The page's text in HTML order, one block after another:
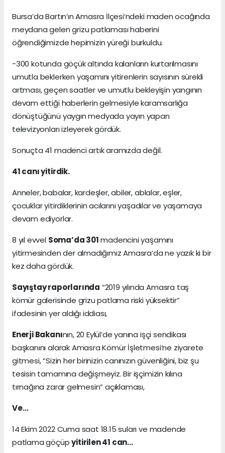
Bursa’da Bartın’ın Amasra İlçesi’ndeki maden ocağında
meydana gelen grizu patlaması haberini
öğrendiğimizde hepimizin yüreği burkuldu.
-300 kotunda göçük altında kalanların kurtarılmasını
umutla beklerken yaşamını yitirenlerin sayısının sürekli
artması, geçen saatler ve umutlu bekleyişin yangının
devam ettiği haberlerin gelmesiyle karamsarlığa
dönüştüğünü yaygın medyada yayın yapan
televizyonları izleyerek gördük.
Sonuçta 41 madenci artık aramızda değil.
41 canı yitirdik.
Anneler, babalar, kardeşler, abiler, ablalar, eşler,
çocuklar yitirdiklerinin acılarını yaşadılar ve yaşamaya
devam ediyorlar.
8 yıl evvel Soma’da 301madencini yaşamını
yitirmesinden der almadığımız Amasra’da ne yazık ki bir
kez daha gördük.
Sayıştay raporlarında “2019 yılında Amasra taş
kömür galerisinde grizu patlama riski yüksektir”
ifadesinin yer aldığı iddiası,
Enerji Bakanının, 20 Eylül’de yanına işçi sendikası
başkanını alarak Amasra Kömür İşletmesi’ne ziyarete
gitmesi, “Sizin her birinizin canınızın güvenliğini, biz şu
tesisin tamamına değişmeyiz. Bir işçimizin kılına
tırnağına zarar gelmesin” açıklaması,
Ve…
14 Ekim 2022 Cuma saat 18.15 suları ve madende
patlama göçüpyitirilen 41 can…